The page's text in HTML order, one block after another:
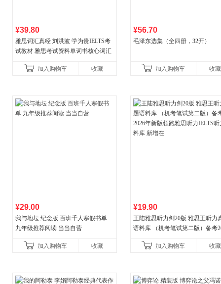
¥39.80
雅思词汇真经 刘洪波 学为贵IELTS考
试教材 雅思考试资料单词书核心词汇
加入购物车
收藏
¥56.70
毛泽东选集（全四册，32开）
加入购物车 收藏
¥29.00
我与地坛 纪念版 百班千人寒假书单
九年级推荐阅读 当当自营
加入购物车 收藏
¥19.90
王陆雅思听力剑20版 雅思王听力
语料库 （机考笔试第二版）备考
新增在
加入购物车 收藏